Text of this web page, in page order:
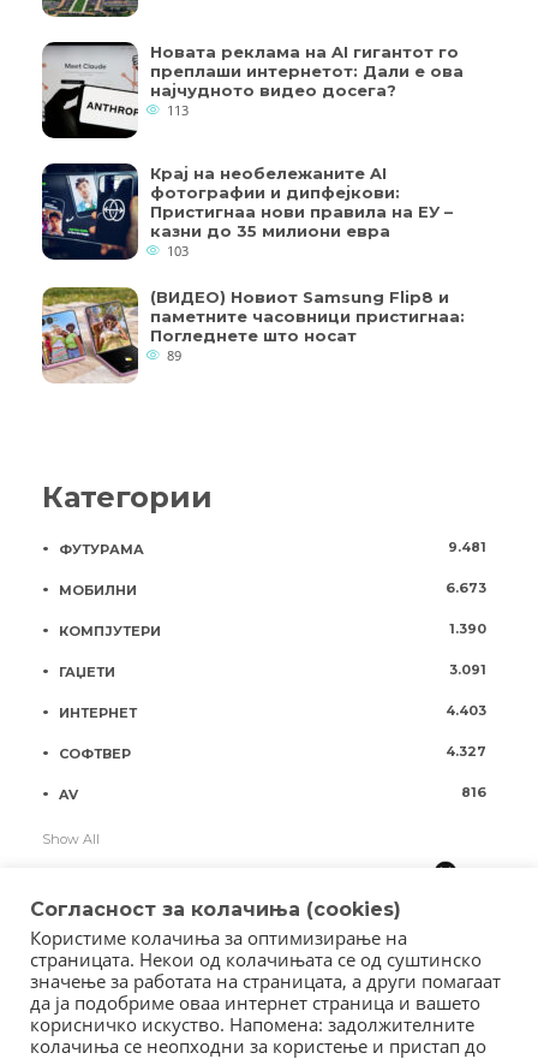
Новата реклама на AI гигантот го
преплаши интернетот: Дали е ова
најчудното видео досега?
113
Крај на необележаните AI
фотографии и дипфејкови:
Пристигнаа нови правила на ЕУ –
казни до 35 милиони евра
103
(ВИДЕО) Новиот Samsung Flip8 и
паметните часовници пристигнаа:
Погледнете што носат
89
Категории
ФУТУРАМА 9.481
МОБИЛНИ 6.673
КОМПЈУТЕРИ 1.390
ГАЏЕТИ 3.091
ИНТЕРНЕТ 4.403
СОФТВЕР 4.327
AV 816
Show All
Согласност за колачиња (cookies)
Користиме колачиња за оптимизирање на
страницата. Некои од колачињата се од суштинско
значење за работата на страницата, а други помагаат
да ја подобриме оваа интернет страница и вашето
корисничко искуство. Напомена: задолжителните
колачиња се неопходни за користење и пристап до